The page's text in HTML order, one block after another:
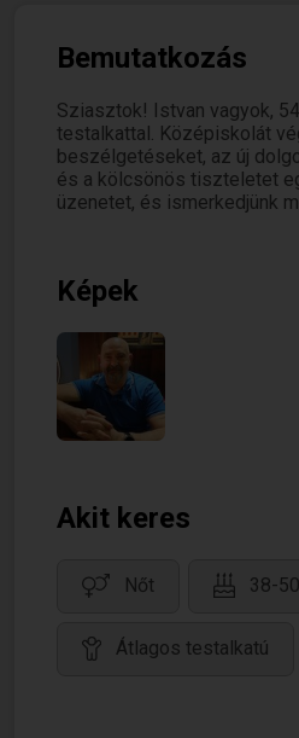
Bemutatkozás
Sziasztok! Istvan vagyok,
testalkattal. Középiskolát
beszélgetéseket, az új
és a kölcsönös tiszteletet
üzenetet, és ismerkedjünk
Képek
Akit keres
Nőt 38-
Átlagos testalkatú